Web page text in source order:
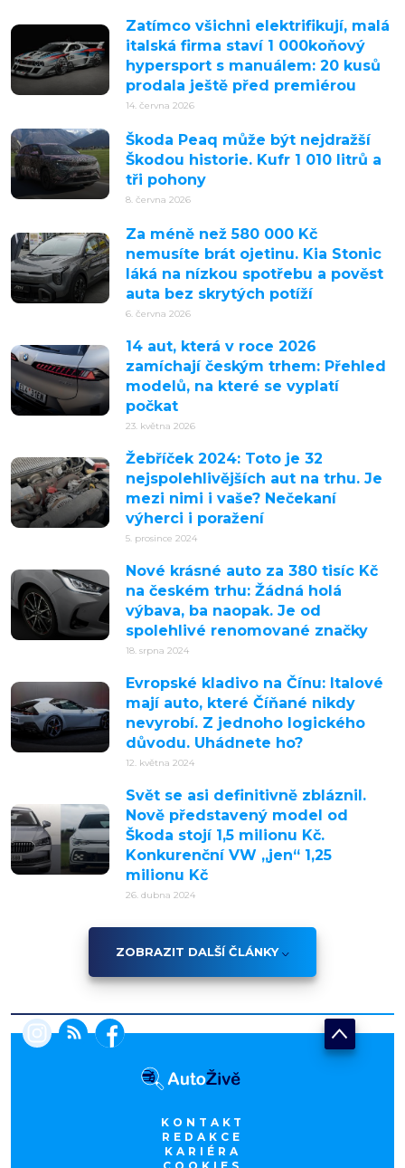
Zatímco všichni elektrifikují, malá
italská firma staví 1 000koňový
hypersport s manuálem: 20 kusů
prodala ještě před premiérou
14. června 2026
Škoda Peaq může být nejdražší
Škodou historie. Kufr 1 010 litrů a
tři pohony
8. června 2026
Za méně než 580 000 Kč
nemusíte brát ojetinu. Kia Stonic
láká na nízkou spotřebu a pověst
auta bez skrytých potíží
6. června 2026
14 aut, která v roce 2026
zamíchají českým trhem: Přehled
modelů, na které se vyplatí
počkat
23. května 2026
Žebříček 2024: Toto je 32
nejspolehlivějších aut na trhu. Je
mezi nimi i vaše? Nečekaní
výherci i poražení
5. prosince 2024
Nové krásné auto za 380 tisíc Kč
na českém trhu: Žádná holá
výbava, ba naopak. Je od
spolehlivé renomované značky
18. srpna 2024
Evropské kladivo na Čínu: Italové
mají auto, které Číňané nikdy
nevyrobí. Z jednoho logického
důvodu. Uhádnete ho?
12. května 2024
Svět se asi definitivně zbláznil.
Nově představený model od
Škoda stojí 1,5 milionu Kč.
Konkurenční VW „jen“ 1,25
milionu Kč
26. dubna 2024
ZOBRAZIT DALŠÍ ČLÁNKY
KONTAKT
REDAKCE
KARIÉRA